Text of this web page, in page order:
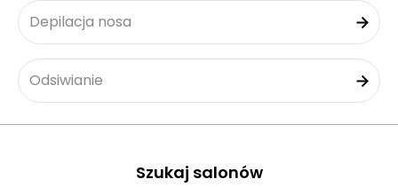
Depilacja nosa
Odsiwianie
Szukaj salonów